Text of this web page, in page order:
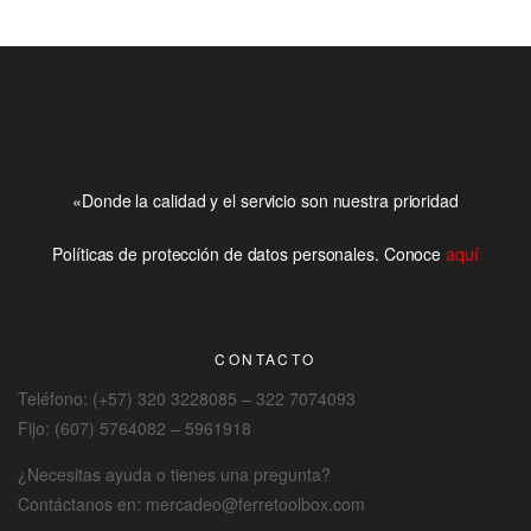
«Donde la calidad y el servicio son nuestra prioridad
Políticas de protección de datos personales. Conoceaquí
CONTACTO
Teléfono: (+57) 320 3228085 – 322 7074093
Fijo: (607) 5764082 – 5961918
¿Necesitas ayuda o tienes una pregunta?
Contáctanos en: mercadeo@ferretoolbox.com